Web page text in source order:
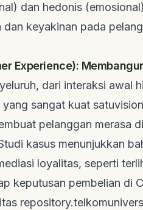
dan hedonis
keyakinan pada
Experience):
dari interaksi awal
yang sangat kuat
pelanggan merasa
kasus menunjukkan
loyalitas, seperti
keputusan pembelian di